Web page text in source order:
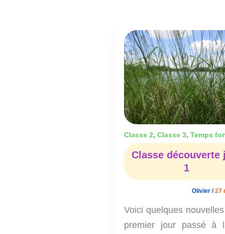
Classe 2, Classe 3, Temps
Classe découverte
1
Olivier /27
Voici quelques
premier jour passé à
Classe
découverte
jour
1